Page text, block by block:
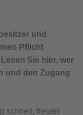
und
Pflicht
Sie hier, wer
und den Zugang
schneit, freuen